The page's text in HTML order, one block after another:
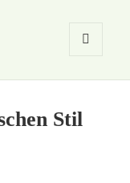
WIDGETS
Stil